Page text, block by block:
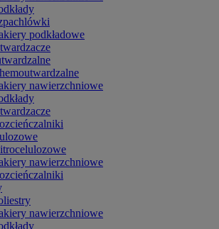
podkładowe
nawierzchniowe
nawierzchniowe
nawierzchniowe